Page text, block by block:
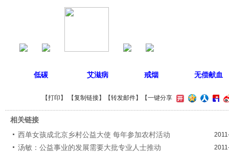
低碳 艾滋病 戒烟 无偿献血
【打印 】 【复制链接】【转发邮件】 【一键分享
相关链接
西单女孩成北京乡村公益大使 每年参加农村活动
汤敏：公益事业的发展需要大批专业人士推动